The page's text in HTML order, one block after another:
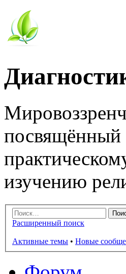
посвящённый
изучению
Расширенный поиск
Активные темы • Новые